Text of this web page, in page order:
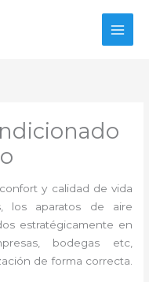
y calidad de vida
los aparatos de aire
estratégicamente en
bodegas etc,
de forma correcta.